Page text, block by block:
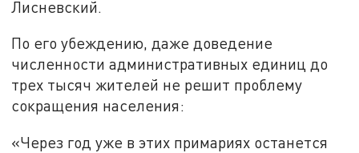
Лисневский.
По его убеждению, даже доведение
численности административных единиц до
трех тысяч жителей не решит проблему
сокращения населения:
«Через год уже в этих примариях останется